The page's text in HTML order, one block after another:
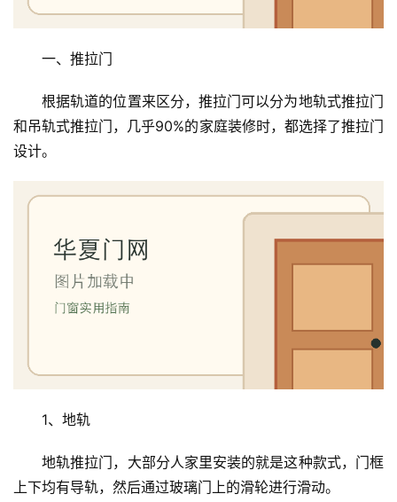
一、推拉门
根据轨道的位置来区分，推拉门可以分为地轨式推拉门
和吊轨式推拉门，几乎90%的家庭装修时，都选择了推拉门
设计。
1、地轨
地轨推拉门，大部分人家里安装的就是这种款式，门框
上下均有导轨，然后通过玻璃门上的滑轮进行滑动。